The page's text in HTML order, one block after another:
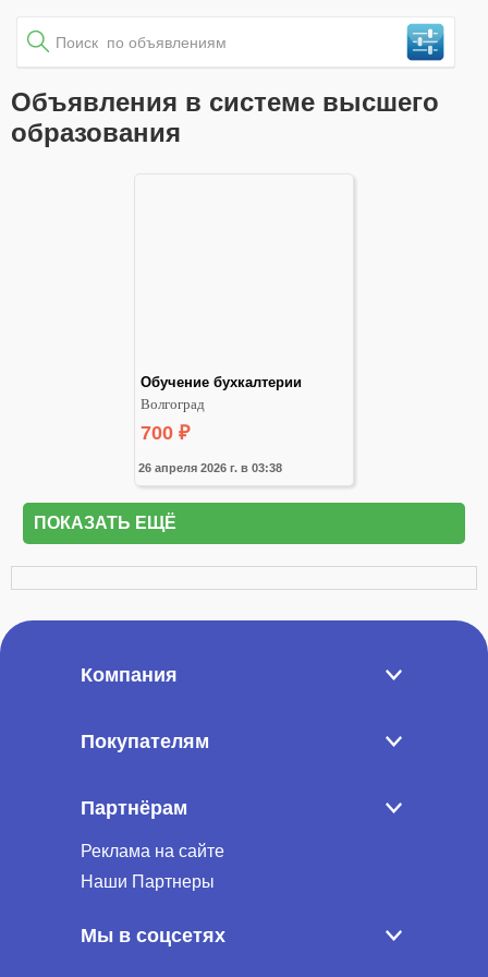
Объявления в системе высшего
образования
26 апреля 2026 г. в 03:38
Обучение бухкалтерии
Волгоград
700 ₽
ПОКАЗАТЬ ЕЩЁ
Компания
Покупателям
Партнёрам
Реклама на сайте
Наши Партнеры
Мы в соцсетях